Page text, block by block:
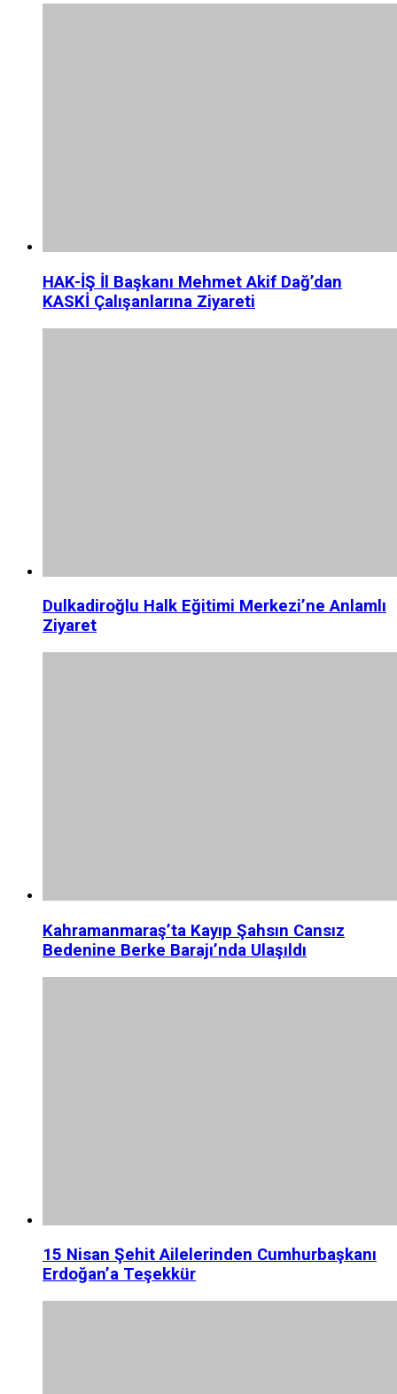
HAK-İŞ İl Başkanı Mehmet Akif Dağ’dan
KASKİ Çalışanlarına Ziyareti
Dulkadiroğlu Halk Eğitimi Merkezi’ne Anlamlı
Ziyaret
Kahramanmaraş’ta Kayıp Şahsın Cansız
Bedenine Berke Barajı’nda Ulaşıldı
15 Nisan Şehit Ailelerinden Cumhurbaşkanı
Erdoğan’a Teşekkür